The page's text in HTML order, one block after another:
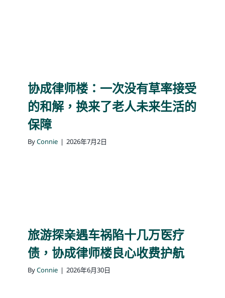
语言Languages
联络电话：(437) 990-0999
协成律师楼：一次没有草率接受
的和解，换来了老人未来生活的
保障
ByConnie | 2026年7月2日
旅游探亲遇车祸陷十几万医疗
债，协成律师楼良心收费护航
ByConnie | 2026年6月30日